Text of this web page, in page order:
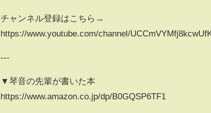
チャンネル登録はこちら→
https://www.youtube.com/channel/
---
▼琴音の先輩が書いた本
https://www.amazon.co.jp/dp/B0GQSP6TF1